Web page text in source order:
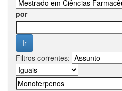
por
Filtros correntes: